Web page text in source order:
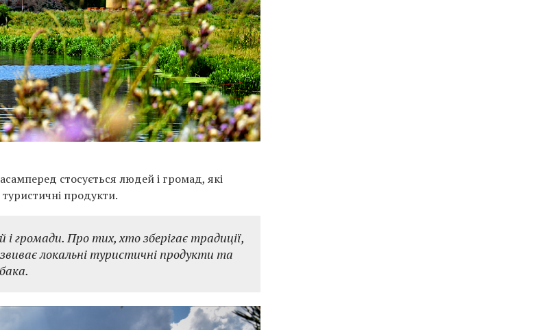
стосується людей і громад, які
продукти.
громади. Про тих, хто зберігає традиції,
локальні туристичні продукти та